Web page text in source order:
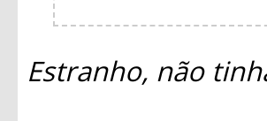
Estranho, não